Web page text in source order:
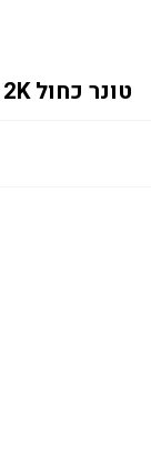
טונר כחול HP 213Y W2131Y 12K